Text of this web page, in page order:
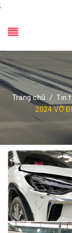
;
Trang chủ / Tin
2024 VỠ